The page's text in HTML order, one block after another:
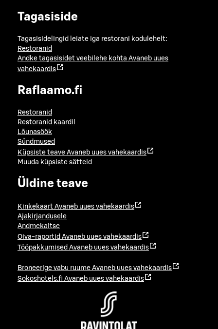
Tagasiside
Tagasisidelingid leiate iga restorani kodulehelt:
Restoranid
Andke tagasisidet veebilehe kohta Avaneb uues
vahekaardis
Raflaamo.fi
Restoranid
Restoranid kaardil
Lõunasöök
Sündmused
Küpsiste teave Avaneb uues vahekaardis
Muuda küpsiste sätteid
Üldine teave
Kinkekaart Avaneb uues vahekaardis
Ajakirjandusele
Andmekaitse
Oiva-raportid Avaneb uues vahekaardis
Tööpakkumised Avaneb uues vahekaardis
Broneerige vabu ruume Avaneb uues vahekaardis
Sokoshotels.fi Avaneb uues vahekaardis